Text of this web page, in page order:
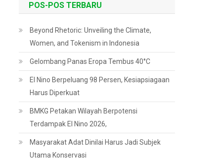
POS-POS TERBARU
Beyond Rhetoric: Unveiling the Climate,
Women, and Tokenism in Indonesia
Gelombang Panas Eropa Tembus 40°C
El Nino Berpeluang 98 Persen, Kesiapsiagaan
Harus Diperkuat
BMKG Petakan Wilayah Berpotensi
Terdampak El Nino 2026,
Masyarakat Adat Dinilai Harus Jadi Subjek
Utama Konservasi